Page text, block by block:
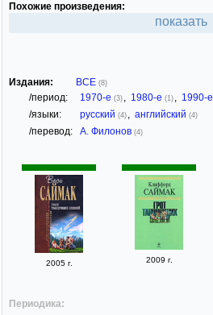
Похожие произведения:
показать
Издания: ВСЕ (8)
/период: 1970-е (3) , 1980-е (1) , 1990-е
/языки: русский (4) , английский (4)
/перевод: А. Филонов (4)
2005 г. 2009 г.
Периодика: